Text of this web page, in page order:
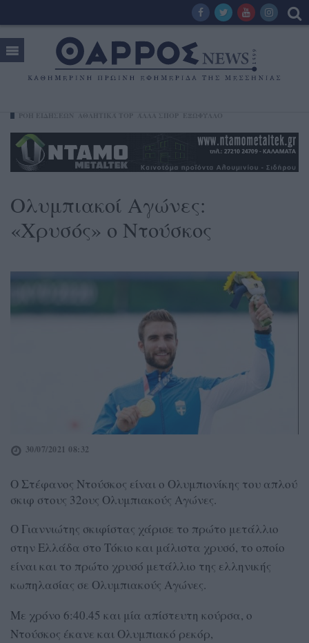
Ολυμπιακοί Αγώνες:
«Χρυσός» ο Ντούσκος
30/07/2021 08:32
Ο Στέφανος Ντούσκος είναι ο Ολυμπιονίκης του απλού
σκιφ στους 32ους Ολυμπιακούς Αγώνες.
Ο Γιαννιώτης σκιφίστας χάρισε το πρώτο μετάλλιο
στην Ελλάδα στο Τόκιο και μάλιστα χρυσό, το οποίο
είναι και το πρώτο χρυσό μετάλλιο της ελληνικής
κωπηλασίας σε Ολυμπιακούς Αγώνες.
Με χρόνο 6:40.45 και μία απίστευτη κούρσα, ο
Ντούσκος έκανε και Ολυμπιακό ρεκόρ,